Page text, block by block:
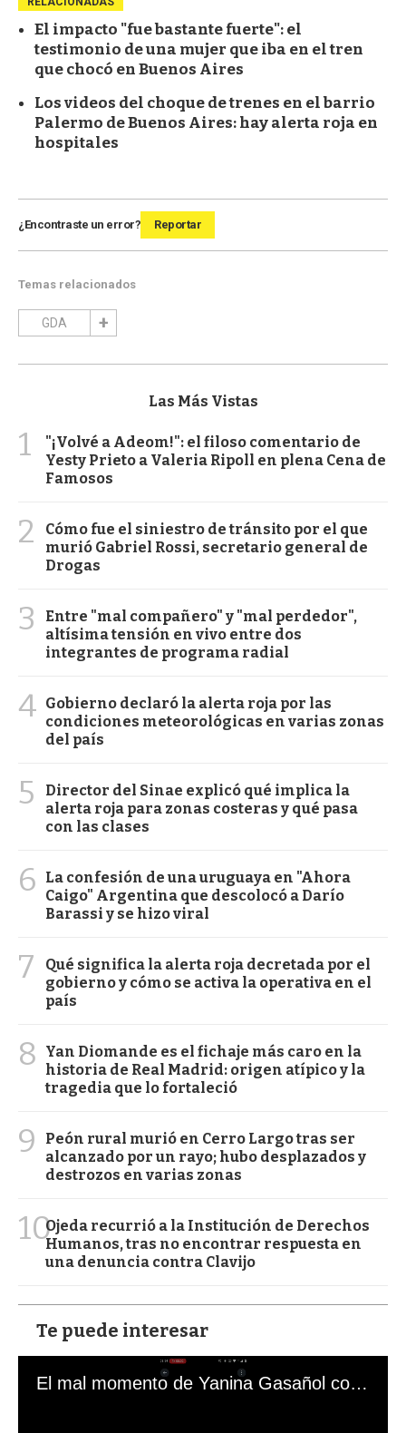
El impacto "fue bastante fuerte": el
testimonio de una mujer que iba en el tren
que chocó en Buenos Aires
Los videos del choque de trenes en el barrio
Palermo de Buenos Aires: hay alerta roja en
hospitales
¿Encontraste un error? Reportar
Temas relacionados
GDA
Las Más Vistas
1
"¡Volvé a Adeom!": el filoso comentario de
Yesty Prieto a Valeria Ripoll en plena Cena de
Famosos
2
Cómo fue el siniestro de tránsito por el que
murió Gabriel Rossi, secretario general de
Drogas
3
Entre "mal compañero" y "mal perdedor",
altísima tensión en vivo entre dos
integrantes de programa radial
4 Gobierno declaró la alerta roja por las
condiciones meteorológicas en varias zonas
del país
5
Director del Sinae explicó qué implica la
alerta roja para zonas costeras y qué pasa
con las clases
6
La confesión de una uruguaya en "Ahora
Caigo" Argentina que descolocó a Darío
Barassi y se hizo viral
7
Qué significa la alerta roja decretada por el
gobierno y cómo se activa la operativa en el
país
8
Yan Diomande es el fichaje más caro en la
historia de Real Madrid: origen atípico y la
tragedia que lo fortaleció
9
Peón rural murió en Cerro Largo tras ser
alcanzado por un rayo; hubo desplazados y
destrozos en varias zonas
10Ojeda recurrió a la Institución de Derechos
Humanos, tras no encontrar respuesta en
una denuncia contra Clavijo
Te puede interesar
El mal momento de Yanina Gasañol con un hincha argentino en "Subrayado"